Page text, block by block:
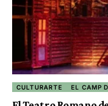
CULTURARTE EL CAMP